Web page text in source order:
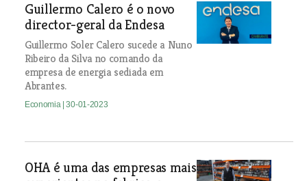
Guillermo Calero é o novo
director-geral da Endesa
Guillermo Soler Calero sucede a Nuno
Ribeiro da Silva no comando da
empresa de energia sediada em
Abrantes.
Economia | 30-01-2023
OHA é uma das empresas mais